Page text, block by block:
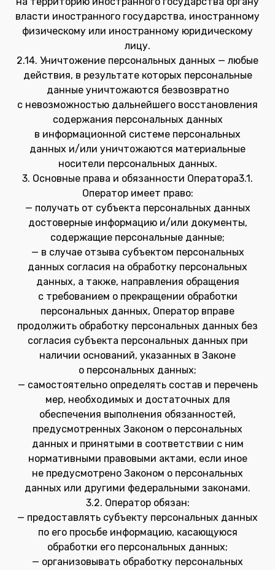
власти иностранного государства, иностранному
физическому или иностранному юридическому
лицу.
2.14. Уничтожение персональных данных — любые
действия, в результате которых персональные
данные уничтожаются безвозвратно
с невозможностью дальнейшего восстановления
содержания персональных данных
в информационной системе персональных
данных и/или уничтожаются материальные
носители персональных данных.
3. Основные права и обязанности Оператора3.1.
Оператор имеет право:
— получать от субъекта персональных данных
достоверные информацию и/или документы,
содержащие персональные данные;
— в случае отзыва субъектом персональных
данных согласия на обработку персональных
данных, а также, направления обращения
с требованием о прекращении обработки
персональных данных, Оператор вправе
продолжить обработку персональных данных без
согласия субъекта персональных данных при
наличии оснований, указанных в Законе
о персональных данных;
— самостоятельно определять состав и перечень
мер, необходимых и достаточных для
обеспечения выполнения обязанностей,
предусмотренных Законом о персональных
данных и принятыми в соответствии с ним
нормативными правовыми актами, если иное
не предусмотрено Законом о персональных
данных или другими федеральными законами.
3.2. Оператор обязан:
— предоставлять субъекту персональных данных
по его просьбе информацию, касающуюся
обработки его персональных данных;
— организовывать обработку персональных